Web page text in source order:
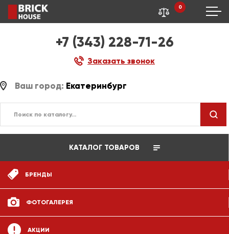
+7 (343) 228-71-26
Заказать звонок
0
Ваш город: Екатеринбург
КАТАЛОГ ТОВАРОВ
БРЕНДЫ
ФОТОГАЛЕРЕЯ
АКЦИИ